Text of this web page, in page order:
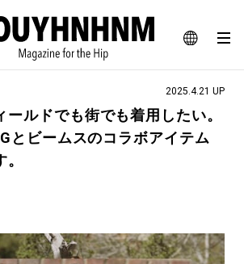
JA
EN
BLOG SNAP
ョン、カルチャー、ライフスタイルWEBマガジン
#マイナーグッド図鑑
。 #MONTHLY JOURNAL
2025.4.21 UP
ールドでも街でも着用したい。
とビームスのコラボアイテム